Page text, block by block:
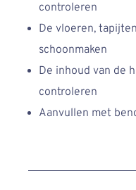
controleren
De vloeren,
schoonmaken
De inhoud van de
controleren
Aanvullen met